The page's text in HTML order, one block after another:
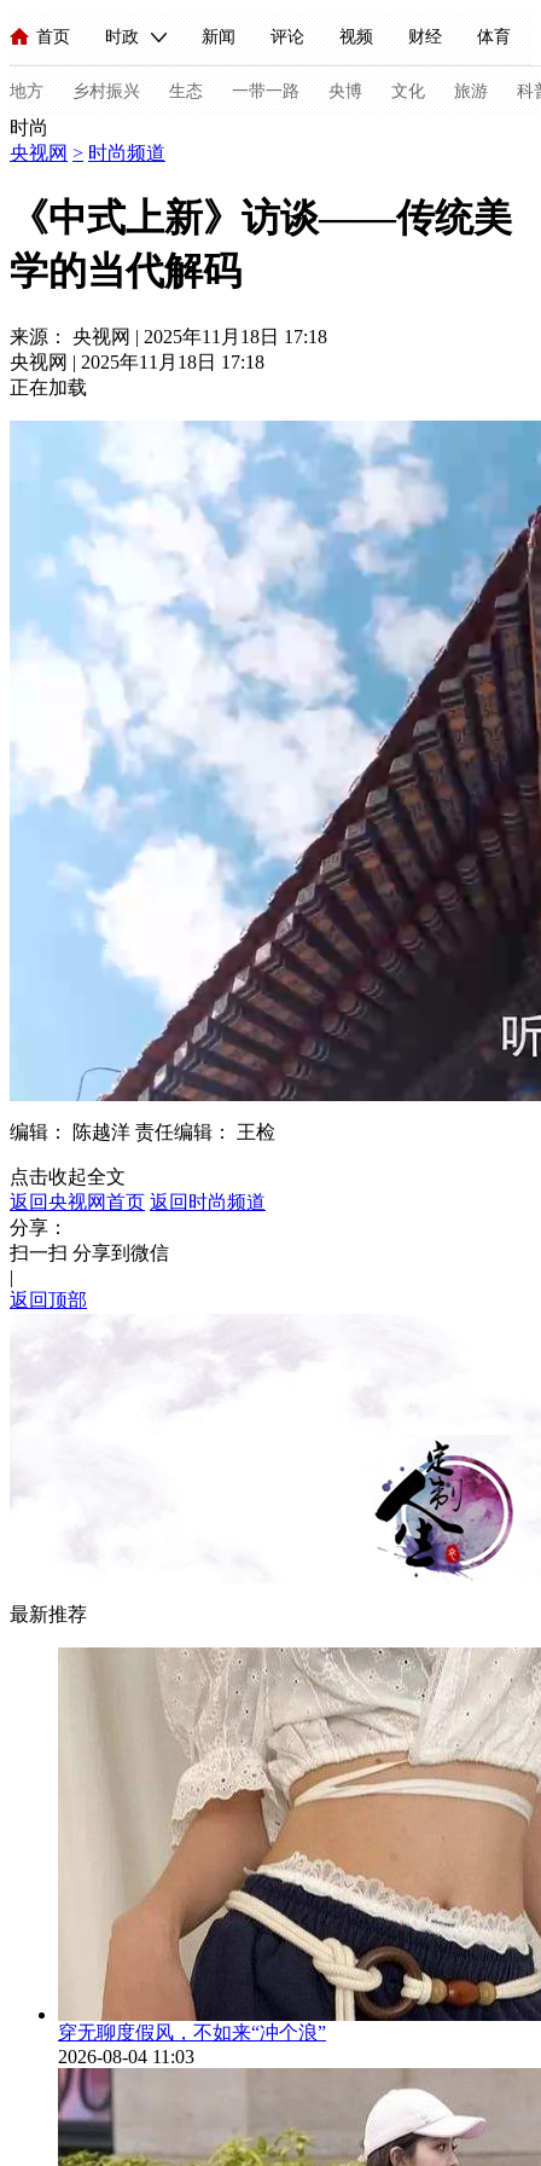
首页 时政 新闻 评论 视频 财经 体育
人民领袖习近平 联播+ 中国领导人 央视快评 习式妙语
直播 栏目大全 节目单 听音 微视频 主持人
海外频道 iPanda English Монгол
地方 乡村振兴 生态 一带一路 央博 文化 旅游 科
新闻 国内 国际
视频 小央视频
现场 前线 比划 快看 蓝海中国 新兵请入列
体育 直播 竞猜 2026年世界杯 2026年冬奥会
VIP会员 CCTV奥林匹克频道 生活体育大会 体育江湖
财经 乡村振兴 生态环境 一带一路 央博
大国展会 大国保险 云顶对话 云起
CCTV.节目官网 直播 栏目 片库 热播榜
时尚
央视网 > 时尚频道
《中式上新》访谈——传统美
学的当代解码
来源： 央视网 | 2025年11月18日 17:18
央视网 | 2025年11月18日 17:18
正在加载
编辑： 陈越洋 责任编辑： 王检
点击收起全文
返回央视网首页 返回时尚频道
分享：
扫一扫 分享到微信
|
返回顶部
最新推荐
穿无聊度假风，不如来“冲个浪”
2026-08-04 11:03